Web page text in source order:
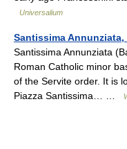
Universalium
Santissima Annunziata,
Santissima Annunziata
Roman Catholic minor
of the Servite order. It is
Piazza Santissima… …